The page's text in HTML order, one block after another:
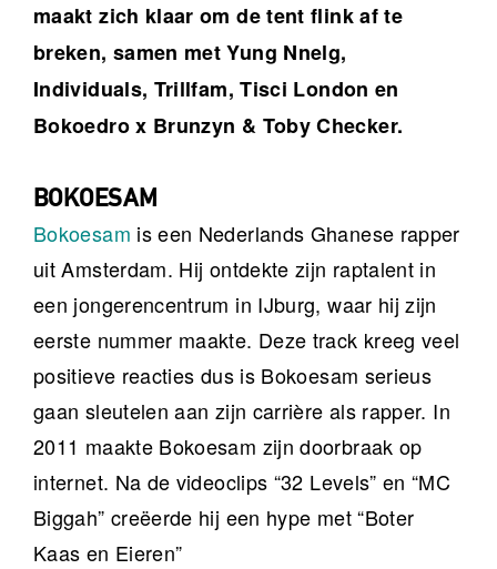
maakt zich klaar om de tent flink af te
breken, samen met Yung Nnelg,
Individuals, Trillfam, Tisci London en
Bokoedro x Brunzyn & Toby Checker.
BOKOESAM
Bokoesam is een Nederlands Ghanese rapper
uit Amsterdam. Hij ontdekte zijn raptalent in
een jongerencentrum in IJburg, waar hij zijn
eerste nummer maakte. Deze track kreeg veel
positieve reacties dus is Bokoesam serieus
gaan sleutelen aan zijn carrière als rapper. In
2011 maakte Bokoesam zijn doorbraak op
internet. Na de videoclips “32 Levels” en “MC
Biggah” creëerde hij een hype met “Boter
Kaas en Eieren”